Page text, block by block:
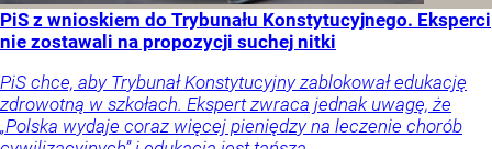
PiS z wnioskiem do Trybunału Konstytucyjnego. Eksperci
nie zostawali na propozycji suchej nitki
PiS chce, aby Trybunał Konstytucyjny zablokował edukację
zdrowotną w szkołach. Ekspert zwraca jednak uwagę, że
„Polska wydaje coraz więcej pieniędzy na leczenie chorób